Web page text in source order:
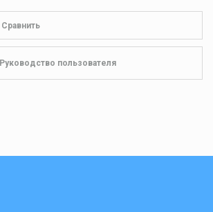
Сравнить
Руководство пользователя